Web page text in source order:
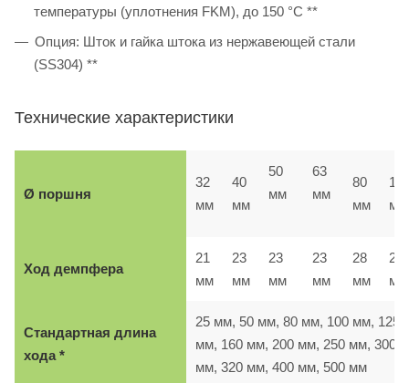
температуры (уплотнения FKM), до 150 °C **
Опция: Шток и гайка штока из нержавеющей стали
(SS304) **
Технические характеристики
Ø поршня
32
мм
40
мм
50
мм
63
мм
80
мм
мм
Ход демпфера
21
мм
23
мм
23
мм
23
мм
28
мм
28
Стандартная длина
хода *
25 мм, 50 мм, 80 мм, 100 мм, 125
мм, 160 мм, 200 мм, 250 мм, 300
мм, 320 мм, 400 мм, 500 мм